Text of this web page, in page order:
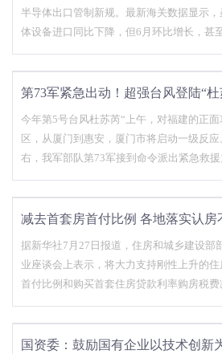
半导体出口管制新规。最新海关数据显示
体设备进口同比下降，但6月环比增长，甚
第73军紧急出动！超强台风登陆“杜
今年第5号台风杜苏芮“上午，对福建的正
区，从厦门到惠安，厦门市将启动一级反
右，我军部队第73军接到命令派出紧急救援
减去首套房首付比例 各地落实认房
据新华社7月27日报道，住房和城乡建设部
业座谈会上表示，将大力支持刚性上升的
首付比例和购买首套住房贷款利率购房税
不贷”等政策完善和措施；继续做好房屋交
付，切实保护人民群众合法权益。
国资委：鼓励国有企业以技术创新